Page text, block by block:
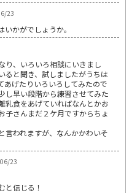
23
かがでしょうか。
り、いろいろ相談にいきまし
ると聞き、試しましたがうちは
あげたりいろいろしてみたので
し早い段階から練習させてみた
乳食をあげていればなんとかお
子さんまだ２ケ月ですからちょ
言われますが、なんかかわいそ
23
信じる！